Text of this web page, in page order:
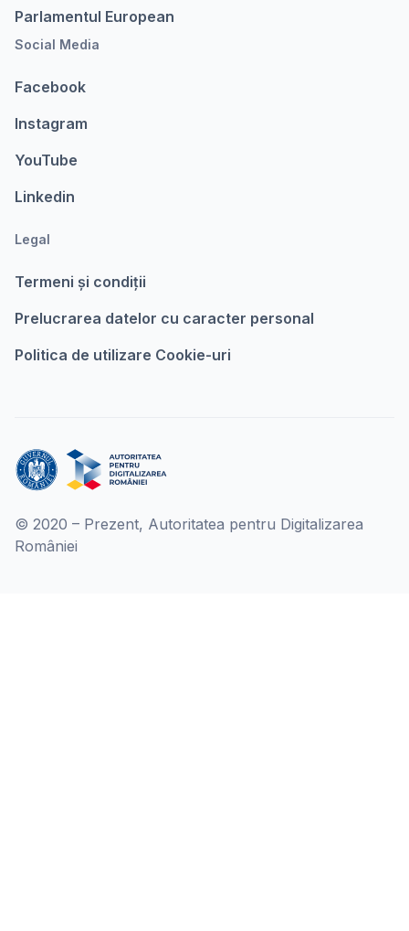
Parlamentul European
Social Media
Facebook
Instagram
YouTube
Linkedin
Legal
Termeni şi condiții
Prelucrarea datelor cu caracter personal
Politica de utilizare Cookie-uri
© 2020 – Prezent, Autoritatea pentru Digitalizarea
României